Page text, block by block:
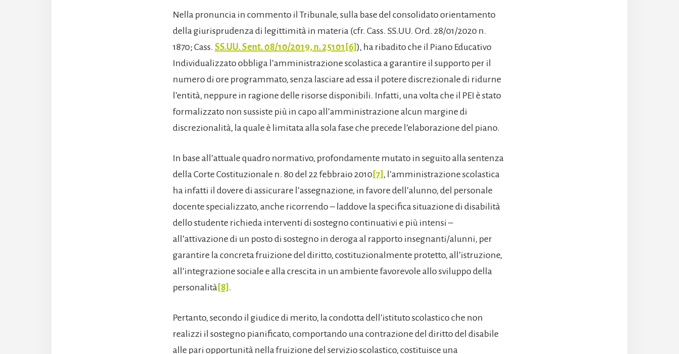
Nella pronuncia in commento il Tribunale, sulla base del consolidato orientamento
della giurisprudenza di legittimità in materia (cfr. Cass. SS.UU. Ord. 28/01/2020 n.
1870; Cass. SS.UU. Sent. 08/10/2019, n. 25101 [6] ), ha ribadito che il Piano Educativo
Individualizzato obbliga l’amministrazione scolastica a garantire il supporto per il
numero di ore programmato, senza lasciare ad essa il potere discrezionale di ridurne
l’entità, neppure in ragione delle risorse disponibili. Infatti, una volta che il PEI è stato
formalizzato non sussiste più in capo all’amministrazione alcun margine di
discrezionalità, la quale è limitata alla sola fase che precede l’elaborazione del piano.
In base all’attuale quadro normativo, profondamente mutato in seguito alla sentenza
della Corte Costituzionale n. 80 del 22 febbraio 2010 [7] , l’amministrazione scolastica
ha infatti il dovere di assicurare l’assegnazione, in favore dell’alunno, del personale
docente specializzato, anche ricorrendo – laddove la specifica situazione di disabilità
dello studente richieda interventi di sostegno continuativi e più intensi –
all’attivazione di un posto di sostegno in deroga al rapporto insegnanti/alunni, per
garantire la concreta fruizione del diritto, costituzionalmente protetto, all’istruzione,
all’integrazione sociale e alla crescita in un ambiente favorevole allo sviluppo della
personalità [8] .
Pertanto, secondo il giudice di merito, la condotta dell’istituto scolastico che non
realizzi il sostegno pianificato, comportando una contrazione del diritto del disabile
alle pari opportunità nella fruizione del servizio scolastico, costituisce una